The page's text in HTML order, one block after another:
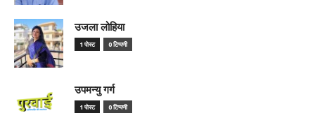
उजला लोहिया
1 पोस्ट 0 टिप्पणी
उपमन्यु गर्ग
1 पोस्ट 0 टिप्पणी